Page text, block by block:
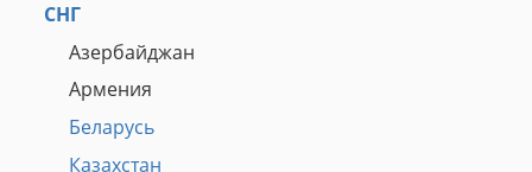
СНГ
Азербайджан
Армения
Беларусь
Казахстан